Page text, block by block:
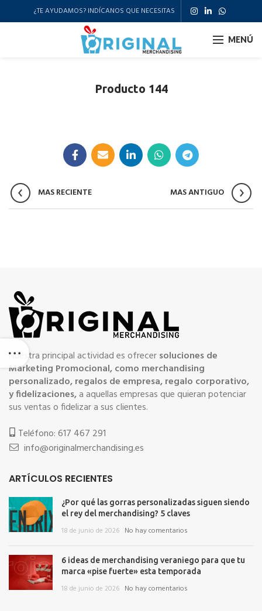
¿TE AYUDAMOS? INDÍCANOS QUE NECESITAS
MENÚ
Producto 144
MAS RECIENTE MAS ANTIGUO
Nuestra principal actividad es ofrecersoluciones de
Marketing Promocional, como merchandising
personalizado, regalos de empresa, regalo corporativo,
y fidelizaciones,a aquellas empresas que quieran potenciar
sus ventas o fidelizar a sus clientes.
Teléfono: 617 467 291
info@originalmerchandising.es
ARTÍCULOS RECIENTES
¿Por qué las gorras personalizadas siguen siendo
el rey del merchandising? 5 claves
18 de junio de 2026 No hay comentarios
6 ideas de merchandising veraniego para que tu
marca «pise fuerte» esta temporada
18 de junio de 2026 No hay comentarios